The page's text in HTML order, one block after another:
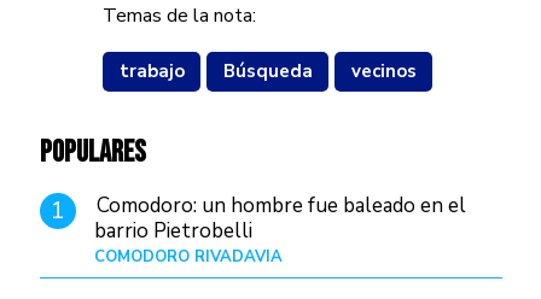
Temas de la nota:
trabajo Búsqueda vecinos
POPULARES
1
Comodoro: un hombre fue baleado en el
barrio Pietrobelli
COMODORO RIVADAVIA